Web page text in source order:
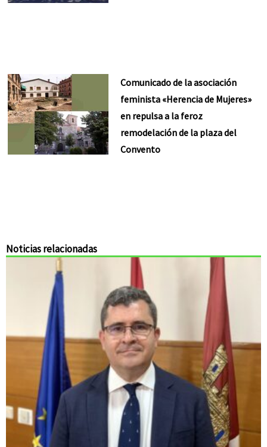
Comunicado de la asociación
feminista «Herencia de Mujeres»
en repulsa a la feroz
remodelación de la plaza del
Convento
Noticias relacionadas